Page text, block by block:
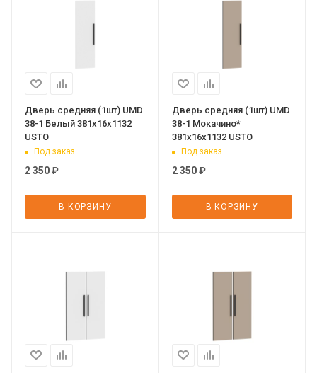
Дверь средняя (1шт) UMD
38-1 Белый 381х16х1132
USTO
Под заказ
2 350₽
В КОРЗИНУ
Дверь средняя (1шт) UMD
38-1 Мокачино*
381х16х1132 USTO
Под заказ
2 350₽
В КОРЗИНУ